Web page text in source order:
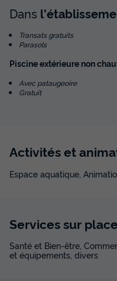
Dans
Transats gratuits
Parasols
Piscine extérieure non
Avec pataugeoire
Gratuit
Activités et
Espace aquatique,
Services sur
Santé et Bien-être,
et équipements, divers